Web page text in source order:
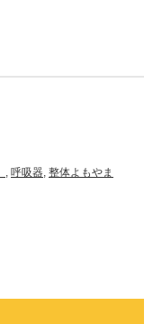
呼吸器 整体よもやま